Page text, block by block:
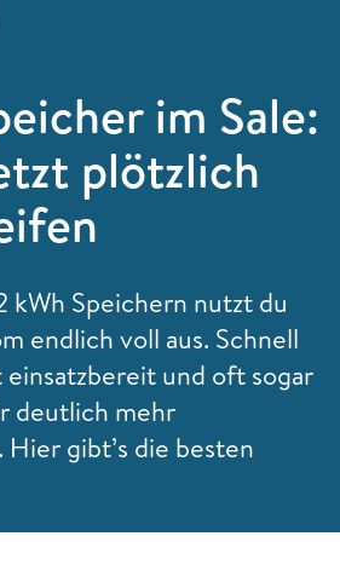
im Sale:
plötzlich
kWh Speichern nutzt du
endlich voll aus. Schnell
und oft sogar
deutlich mehr
gibt’s die besten